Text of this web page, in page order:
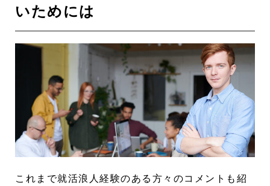
いためには
これまで就活浪人経験のある方々のコメントも紹